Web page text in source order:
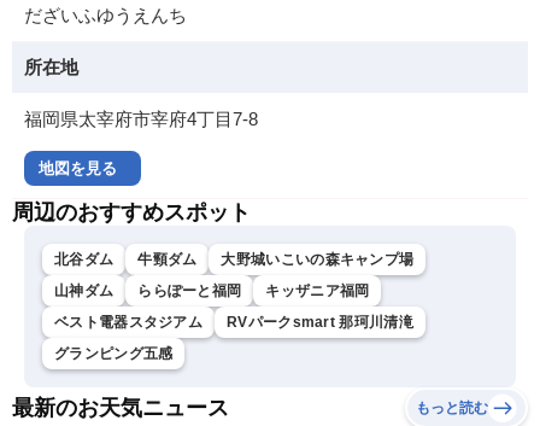
だざいふゆうえんち
所在地
福岡県太宰府市宰府4丁目7-8
地図を見る
周辺のおすすめスポット
北谷ダム 牛頸ダム
大野城いこいの森キャンプ場
山神ダム
ららぽーと福岡
キッザニア福岡
ベスト電器スタジアム
RVパークsmart 那珂川清滝
グランピング五感
最新のお天気ニュース もっと読む